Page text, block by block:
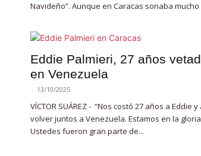
Navideño”. Aunque en Caracas sonaba mucho
Eddie Palmieri, 27 años
en Venezuela
- 13/10/2025
VÍCTOR SUÁREZ - “Nos costó 27 años a Eddie y
volver juntos a Venezuela. Estamos en la
Ustedes fueron gran parte de...